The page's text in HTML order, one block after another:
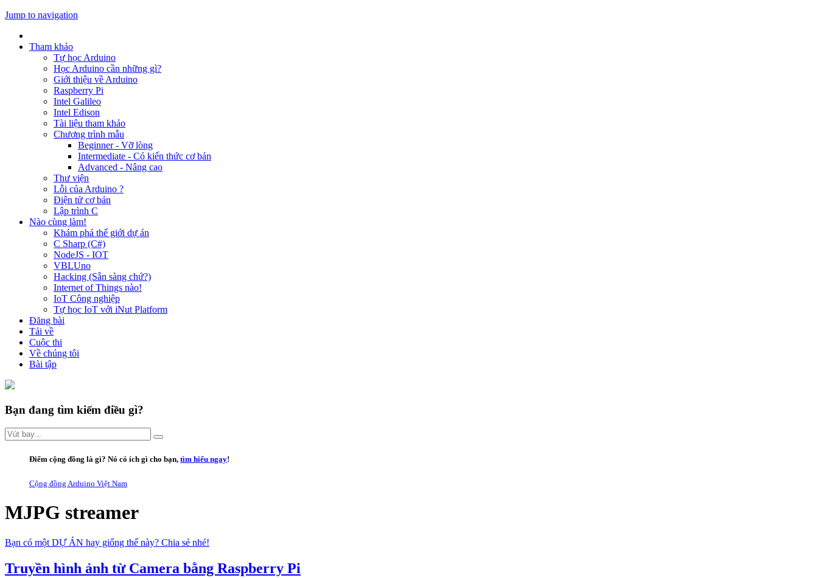
Jump to navigation
Tham khảo
Tự học Arduino
Học Arduino cần những gì?
Giới thiệu về Arduino
Raspberry Pi
Intel Galileo
Intel Edison
Tài liệu tham khảo
Chương trình mẫu
Beginner - Vỡ lòng
Intermediate - Có kiến thức cơ bản
Advanced - Nâng cao
Thư viện
Lỗi của Arduino ?
Điện tử cơ bản
Lập trình C
Nào cùng làm!
Khám phá thế giới dự án
C Sharp (C#)
NodeJS - IOT
VBLUno
Hacking (Sẵn sàng chứ?)
Internet of Things nào!
IoT Công nghiệp
Tự học IoT với iNut Platform
Đăng bài
Tải về
Cuộc thi
Về chúng tôi
Bài tập
Bạn đang tìm kiếm điều gì?
Điểm cộng đồng là gì? Nó có ích gì cho bạn, tìm hiểu ngay!
Cộng đồng Arduino Việt Nam
MJPG streamer
Bạn có một DỰ ÁN hay giống thế này? Chia sẻ nhé!
Truyền hình ảnh từ Camera bằng Raspberry Pi